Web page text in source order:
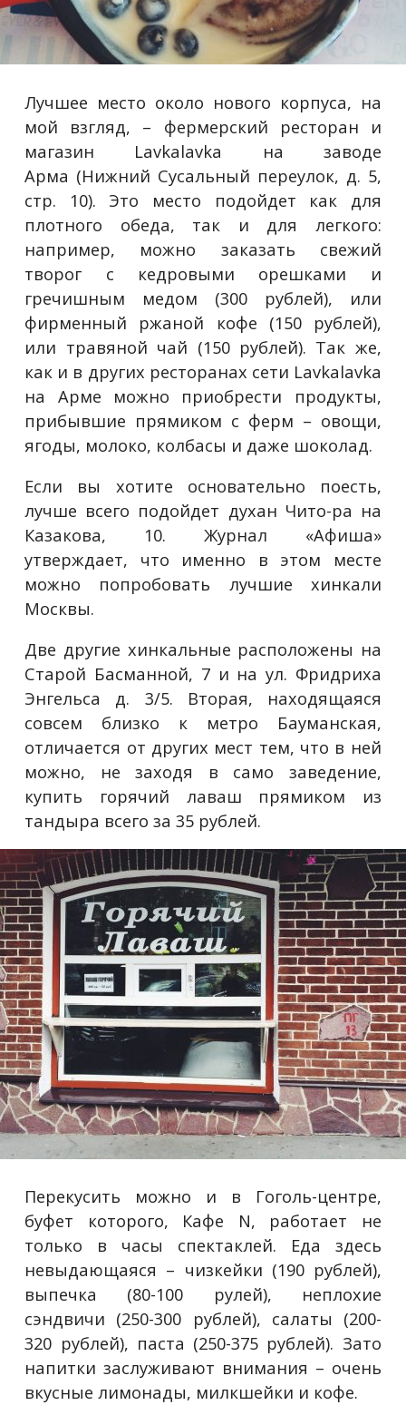
Лучшее место около нового корпуса, на
мой взгляд, – фермерский ресторан и
магазин Lavkalavka на заводе
Арма (Нижний Сусальный переулок, д. 5,
стр. 10). Это место подойдет как для
плотного обеда, так и для легкого:
например, можно заказать свежий
творог с кедровыми орешками и
гречишным медом (300 рублей), или
фирменный ржаной кофе (150 рублей),
или травяной чай (150 рублей). Так же,
как и в других ресторанах сети Lavkalavka
на Арме можно приобрести продукты,
прибывшие прямиком с ферм – овощи,
ягоды, молоко, колбасы и даже шоколад.
Если вы хотите основательно поесть,
лучше всего подойдет духан Чито-ра на
Казакова, 10. Журнал «Афиша»
утверждает, что именно в этом месте
можно попробовать лучшие хинкали
Москвы.
Две другие хинкальные расположены на
Старой Басманной, 7 и на ул. Фридриха
Энгельса д. 3/5. Вторая, находящаяся
совсем близко к метро Бауманская,
отличается от других мест тем, что в ней
можно, не заходя в само заведение,
купить горячий лаваш прямиком из
тандыра всего за 35 рублей.
Перекусить можно и в Гоголь-центре,
буфет которого, Кафе N, работает не
только в часы спектаклей. Еда здесь
невыдающаяся – чизкейки (190 рублей),
выпечка (80-100 рулей), неплохие
сэндвичи (250-300 рублей), салаты (200-
320 рублей), паста (250-375 рублей). Зато
напитки заслуживают внимания – очень
вкусные лимонады, милкшейки и кофе.